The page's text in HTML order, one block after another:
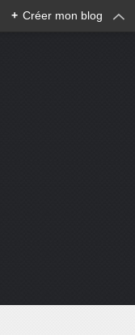
+ Créer mon blog